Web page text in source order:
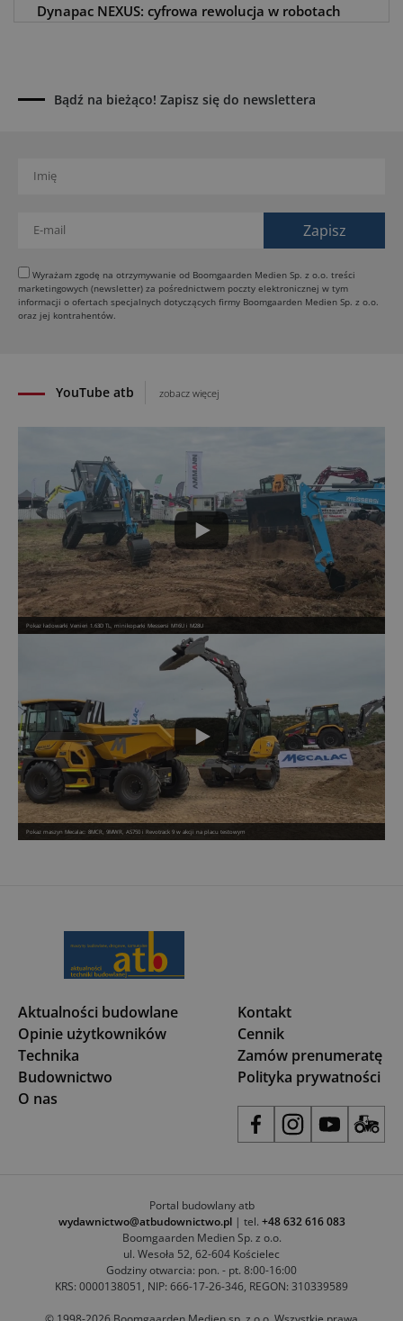
Dynapac NEXUS: cyfrowa rewolucja w robotach
177 BVO-5 PL
30.07.2026
29.07.2026
HIMOINSA na IRE Maastricht: mobilna energia dla
rentalu
28.07.2026
INSTATIQ P1: Putzmeister pokazuje drukarkę 3D
YouTube atb zobacz więcej
Pokaz ładowarki Venieri 1.63D TL, minikoparki Messersi M16U i M28U
Pokaz maszyn Mecalac: 8MCR, 9MWR, AS750 i Revotrack 9 w akcji na placu testowym
Bądź na bieżąco! Zapisz się do newslettera
Wyrażam zgodę na otrzymywanie od Boomgaarden Medien Sp. z o.o. treści
marketingowych (newsletter) za pośrednictwem poczty elektronicznej w tym
informacji o ofertach specjalnych dotyczących firmy Boomgaarden Medien Sp. z o.o.
oraz jej kontrahentów.
Aktualności budowlane
Opinie użytkowników
Technika
Budownictwo
O nas
Kontakt
Cennik
Zamów prenumeratę
Polityka prywatności
Portal budowlany atb
wydawnictwo@atbudownictwo.pl| tel. +48 632 616 083
Boomgaarden Medien Sp. z o.o.
ul. Wesoła 52, 62-604 Kościelec
Godziny otwarcia: pon. - pt. 8:00-16:00
KRS: 0000138051, NIP: 666-17-26-346, REGON: 310339589